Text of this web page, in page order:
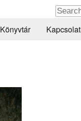
Könyvtár Kapcsolat